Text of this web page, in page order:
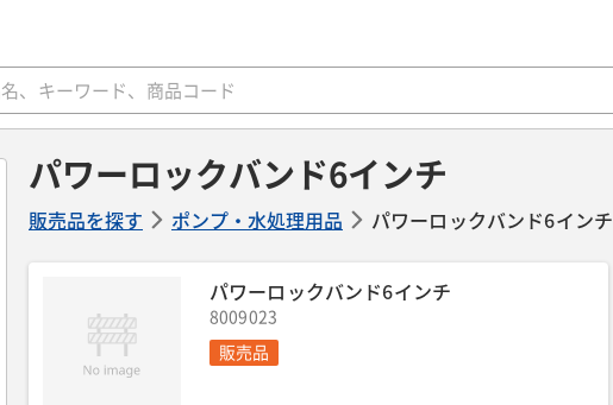
パワーロックバンド6インチ
販売品を探す ポンプ・水処理用品 パワーロックバンド6インチ
パワーロックバンド6インチ
8009023
販売品